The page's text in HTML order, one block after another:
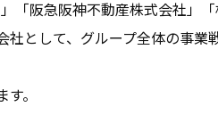
「阪急阪神不動産株式会社」
として、グループ全体の事業
。